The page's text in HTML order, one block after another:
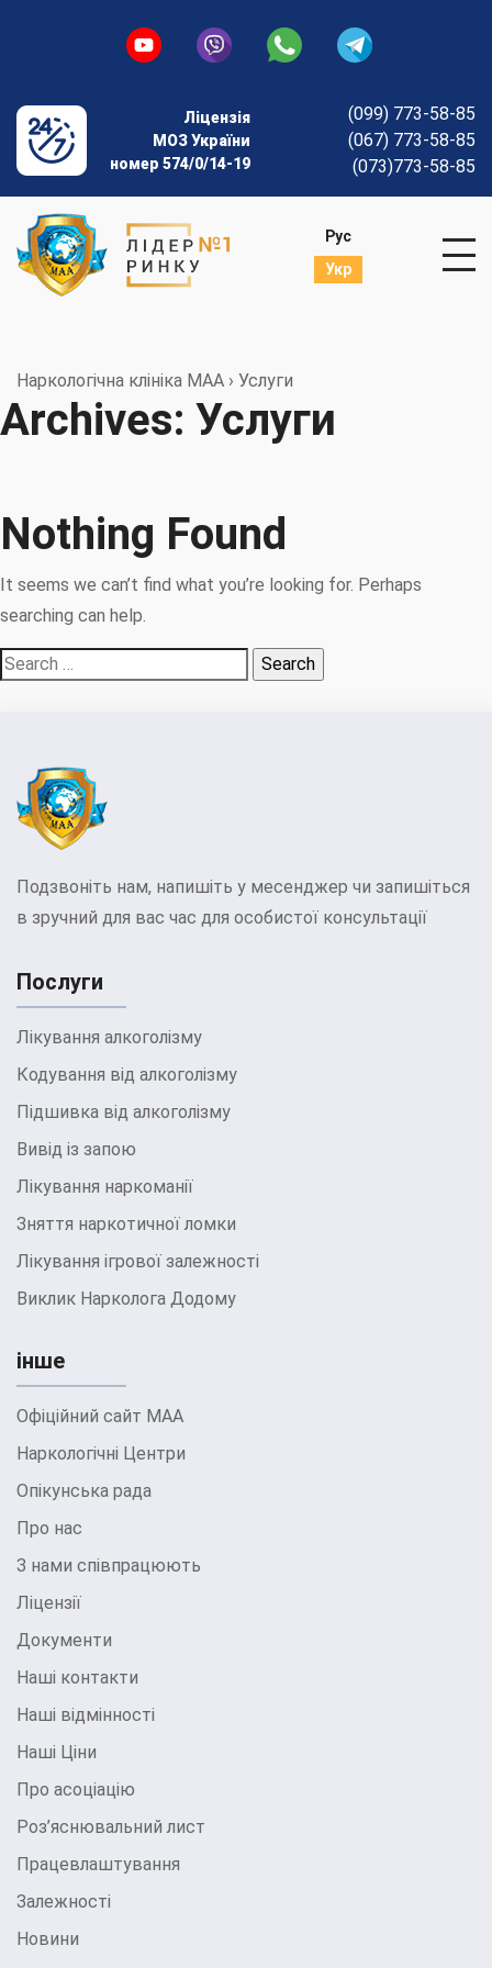
Ліцензія
МОЗ України
номер 574/0/14-19
(099) 773-58-85
(067) 773-58-85
(073)773-58-85
Рус
Укр
Наркологічна клініка МАА › Услуги
Archives: Услуги
Nothing Found
It seems we can’t find what you’re looking for. Perhaps
searching can help.
Search
for:
Подзвоніть нам, напишіть у месенджер чи запишіться
в зручний для вас час для особистої консультації
Послуги
Лікування алкоголізму
Кодування від алкоголізму
Підшивка від алкоголізму
Вивід із запою
Лікування наркоманії
Зняття наркотичної ломки
Лікування ігрової залежності
Виклик Нарколога Додому
інше
Офіційний сайт МАА
Наркологічні Центри
Опікунська рада
Про нас
З нами співпрацюють
Ліцензії
Документи
Наші контакти
Наші відмінності
Наші Ціни
Про асоціацію
Роз’яснювальний лист
Працевлаштування
Залежності
Новини